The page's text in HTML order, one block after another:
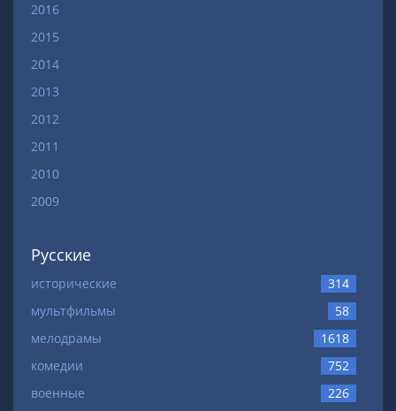
2016
2015
2014
2013
2012
2011
2010
2009
Русские
исторические
314
мультфильмы
58
мелодрамы
1618
комедии
752
военные
226